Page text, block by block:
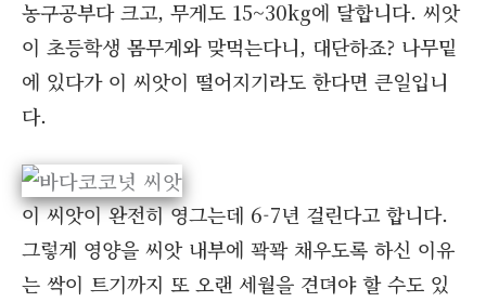
농구공부다 크고, 무게도 15~30kg에 달합니다. 씨앗
이 초등학생 몸무게와 맞먹는다니, 대단하죠? 나무밑
에 있다가 이 씨앗이 떨어지기라도 한다면 큰일입니
다.
이 씨앗이 완전히 영그는데 6-7년 걸린다고 합니다.
그렇게 영양을 씨앗 내부에 꽉꽉 채우도록 하신 이유
는 싹이 트기까지 또 오랜 세월을 견뎌야 할 수도 있